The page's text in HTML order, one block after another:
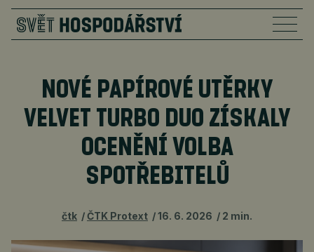
NOVÉ PAPÍROVÉ UTĚRKY
VELVET TURBO DUO ZÍSKALY
OCENĚNÍ VOLBA
SPOTŘEBITELŮ
čtk ČTK Protext 16. 6. 2026 2 min.